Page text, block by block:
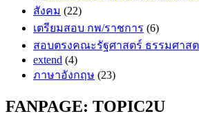
สังคม (22)
เตรียมสอบ กพ/ราชการ (6)
สอบตรงคณะรัฐศาสตร์ ธรรมศาส
extend (4)
ภาษาอังกฤษ (23)
FANPAGE: TOPIC2U